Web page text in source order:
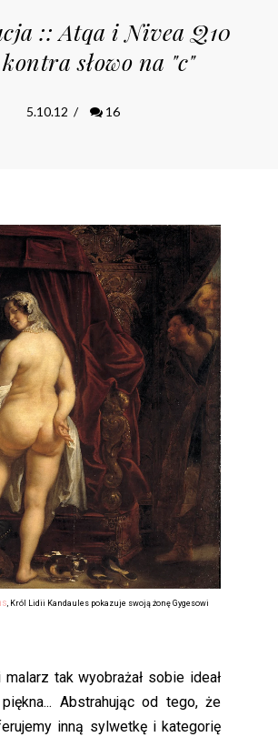
:: Atqa i Nivea Q10
słowo na "c"
5.10.12 / 16
, Król Lidii Kandaules pokazuje swoją żonę Gygesowi
malarz tak wyobrażał sobie ideał
Abstrahując od tego, że
inną sylwetkę i kategorię